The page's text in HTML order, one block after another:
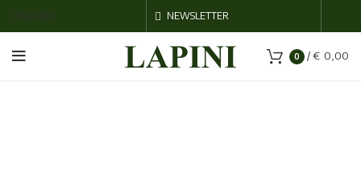
ITALIANO NEWSLETTER
0 /€ 0,00